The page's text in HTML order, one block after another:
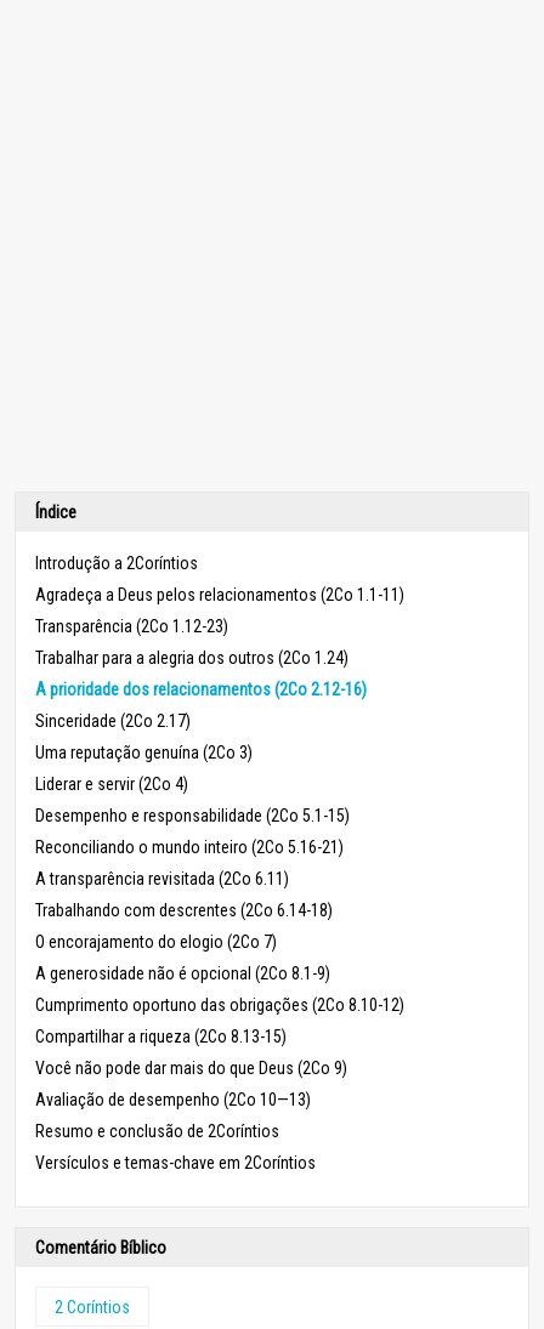
Índice
Introdução a 2Coríntios
Agradeça a Deus pelos relacionamentos (2Co 1.1-11)
Transparência (2Co 1.12-23)
Trabalhar para a alegria dos outros (2Co 1.24)
A prioridade dos relacionamentos (2Co 2.12-16)
Sinceridade (2Co 2.17)
Uma reputação genuína (2Co 3)
Liderar e servir (2Co 4)
Desempenho e responsabilidade (2Co 5.1-15)
Reconciliando o mundo inteiro (2Co 5.16-21)
A transparência revisitada (2Co 6.11)
Trabalhando com descrentes (2Co 6.14-18)
O encorajamento do elogio (2Co 7)
A generosidade não é opcional (2Co 8.1-9)
Cumprimento oportuno das obrigações (2Co 8.10-12)
Compartilhar a riqueza (2Co 8.13-15)
Você não pode dar mais do que Deus (2Co 9)
Avaliação de desempenho (2Co 10—13)
Resumo e conclusão de 2Coríntios
Versículos e temas-chave em 2Coríntios
Comentário Bíblico
2 Coríntios